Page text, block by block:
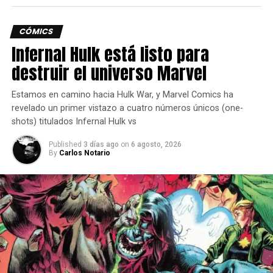
CÓMICS
Infernal Hulk está listo para
destruir el universo Marvel
Estamos en camino hacia Hulk War, y Marvel Comics ha
revelado un primer vistazo a cuatro números únicos (one-
shots) titulados Infernal Hulk vs
Published 3 días ago on 6 agosto, 2026
By Carlos Notario